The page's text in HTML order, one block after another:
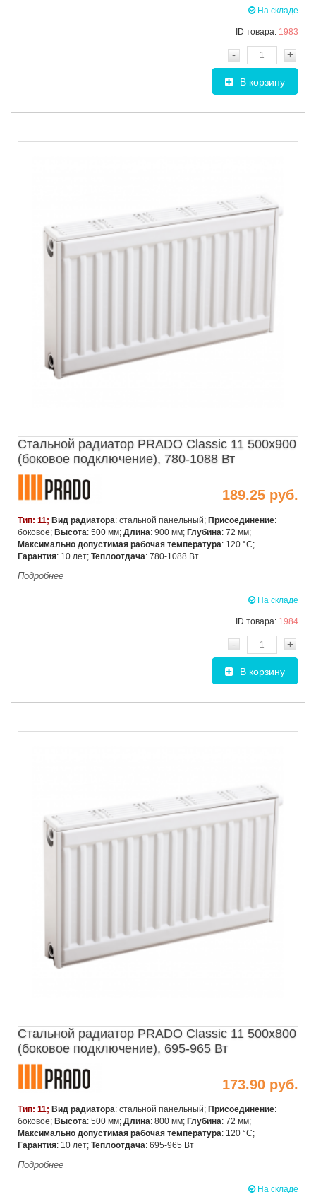
На складе
ID товара: 1983
- +
В корзину
Стальной радиатор PRADO Classic 11 500х900
(боковое подключение), 780-1088 Вт
189.25 руб.
Тип: 11; Вид радиатора: стальной панельный; Присоединение:
боковое; Высота: 500 мм; Длина: 900 мм; Глубина: 72 мм;
Максимально допустимая рабочая температура: 120 °C;
Гарантия: 10 лет; Теплоотдача: 780-1088 Вт
Подробнее
На складе
ID товара: 1984
- +
В корзину
Стальной радиатор PRADO Classic 11 500х800
(боковое подключение), 695-965 Вт
173.90 руб.
Тип: 11; Вид радиатора: стальной панельный; Присоединение:
боковое; Высота: 500 мм; Длина: 800 мм; Глубина: 72 мм;
Максимально допустимая рабочая температура: 120 °C;
Гарантия: 10 лет; Теплоотдача: 695-965 Вт
Подробнее
На складе